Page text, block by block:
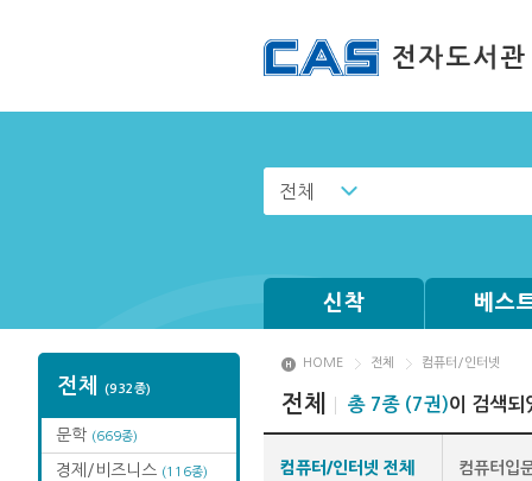
전체
신착 베스
전체 (932종)
문학 (669종)
경제/비즈니스 (116종)
HOME 전체 컴퓨터/인터넷
전체 총 7종 (7권)이 검색되
컴퓨터/인터넷 전체 컴퓨터입